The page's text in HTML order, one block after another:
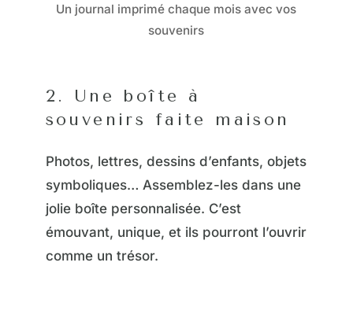
Un journal imprimé chaque mois avec vos
souvenirs
2. Une boîte à
souvenirs faite maison
Photos, lettres, dessins d’enfants, objets
symboliques… Assemblez-les dans une
jolie boîte personnalisée. C’est
émouvant, unique, et ils pourront l’ouvrir
comme un trésor.